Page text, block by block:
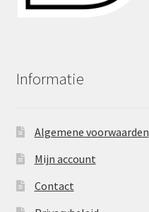
Informatie
Algemene voorwaarden
Mijn account
Contact